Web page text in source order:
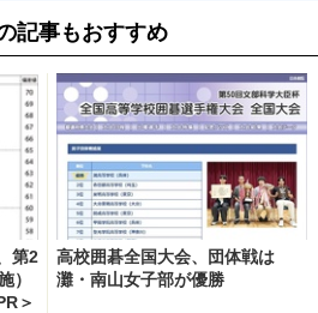
記事もおすすめ
第2
）
＞
高校囲碁全国大会、団体戦は
灘・南山女子部が優勝